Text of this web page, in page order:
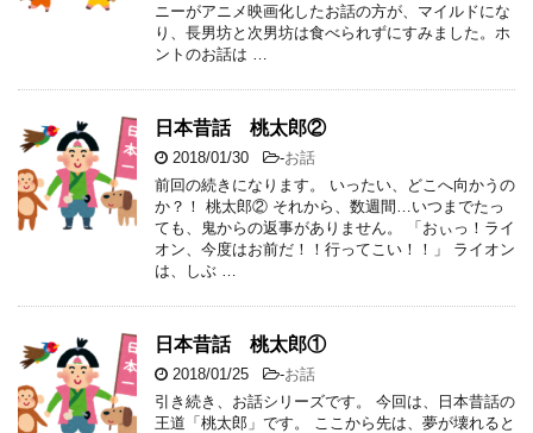
ニーがアニメ映画化したお話の方が、マイルドにな
り、長男坊と次男坊は食べられずにすみました。ホ
ントのお話は …
日本昔話 桃太郎②
2018/01/30 -お話
前回の続きになります。 いったい、どこへ向かうの
か？！ 桃太郎② それから、数週間…いつまでたっ
ても、鬼からの返事がありません。 「おぃっ！ライ
オン、今度はお前だ！！行ってこい！！」 ライオン
は、しぶ …
日本昔話 桃太郎①
2018/01/25 -お話
引き続き、お話シリーズです。 今回は、日本昔話の
王道「桃太郎」です。 ここから先は、夢が壊れると